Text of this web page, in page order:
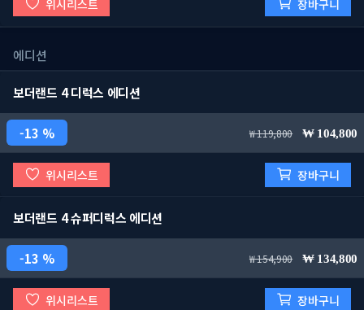
위시리스트 장바구니
에디션
보더랜드 4 디럭스 에디션
13 % 119,800 104,800
위시리스트 장바구니
보더랜드 4 슈퍼디럭스 에디션
13 % 154,900 134,800
위시리스트 장바구니